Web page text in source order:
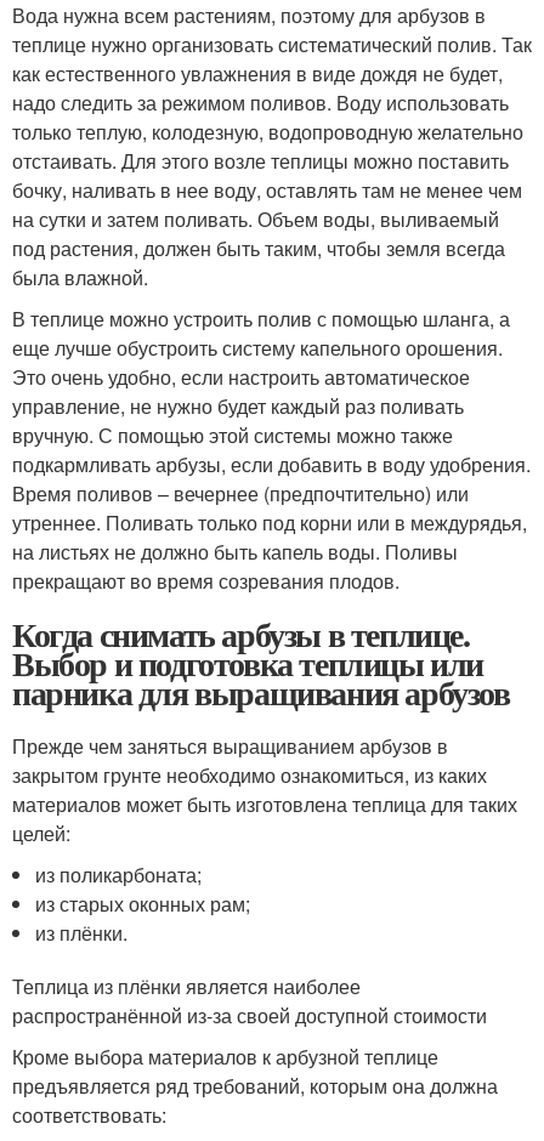
Вода нужна всем растениям, поэтому для арбузов в
теплице нужно организовать систематический полив. Так
как естественного увлажнения в виде дождя не будет,
надо следить за режимом поливов. Воду использовать
только теплую, колодезную, водопроводную желательно
отстаивать. Для этого возле теплицы можно поставить
бочку, наливать в нее воду, оставлять там не менее чем
на сутки и затем поливать. Объем воды, выливаемый
под растения, должен быть таким, чтобы земля всегда
была влажной.
В теплице можно устроить полив с помощью шланга, а
еще лучше обустроить систему капельного орошения.
Это очень удобно, если настроить автоматическое
управление, не нужно будет каждый раз поливать
вручную. С помощью этой системы можно также
подкармливать арбузы, если добавить в воду удобрения.
Время поливов – вечернее (предпочтительно) или
утреннее. Поливать только под корни или в междурядья,
на листьях не должно быть капель воды. Поливы
прекращают во время созревания плодов.
Когда снимать арбузы в теплице.
Выбор и подготовка теплицы или
парника для выращивания арбузов
Прежде чем заняться выращиванием арбузов в
закрытом грунте необходимо ознакомиться, из каких
материалов может быть изготовлена теплица для таких
целей:
из поликарбоната;
из старых оконных рам;
из плёнки.
Теплица из плёнки является наиболее
распространённой из-за своей доступной стоимости
Кроме выбора материалов к арбузной теплице
предъявляется ряд требований, которым она должна
соответствовать: